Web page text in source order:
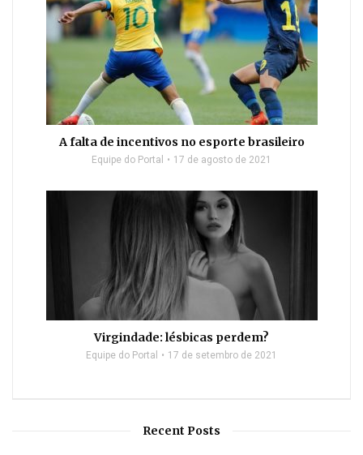
A falta de incentivos no esporte brasileiro
Equipe do Portal 17 de agosto de 2021
Virgindade: lésbicas perdem?
Equipe do Portal 17 de setembro de 2021
Recent Posts